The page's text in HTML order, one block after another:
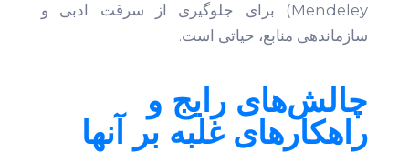
Mendeley) برای جلوگیری از سرقت ادبی و
سازماندهی منابع، حیاتی است.
چالش‌های رایج و
راهکارهای غلبه بر آنها